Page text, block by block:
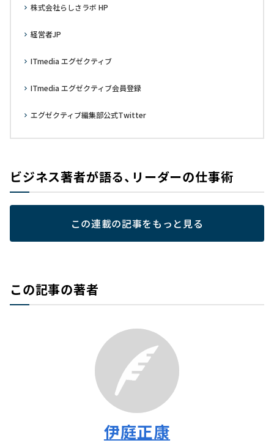
株式会社らしさラボ HP
経営者JP
ITmedia エグゼクティブ
ITmedia エグゼクティブ会員登録
エグゼクティブ編集部公式Twitter
ビジネス著者が語る、リーダーの仕事術
この連載の記事をもっと見る
この記事の著者
伊庭正康